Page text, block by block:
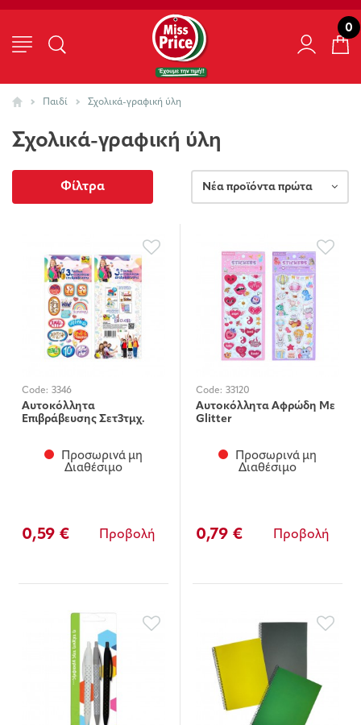
0
Παιδί Σχολικά-γραφική ύλη
Σχολικά-γραφική ύλη
Φίλτρα Νέα προϊόντα πρώτα
Code: 3346
Αυτοκόλλητα
Επιβράβευσης Σετ3τμχ.
Προσωρινά μη
Διαθέσιμο
0,59 € Προβολή
Code: 33120
Αυτοκόλλητα Αφρώδη Με
Glitter
Προσωρινά μη
Διαθέσιμο
0,79 € Προβολή